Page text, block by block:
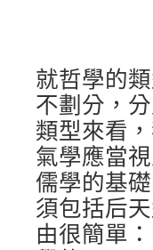
就哲學的
不劃分，
類型來看
氣學應當
儒學的基
須包括后
由很簡單